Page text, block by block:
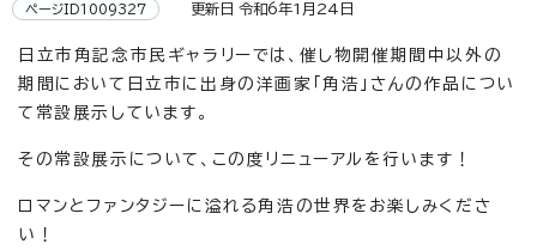
ページID1009327 更新日 令和6年1月24日
日立市角記念市民ギャラリーでは、催し物開催期間中以外の
期間において日立市に出身の洋画家「角浩」さんの作品につい
て常設展示しています。
その常設展示について、この度リニューアルを行います！
ロマンとファンタジーに溢れる角浩の世界をお楽しみくださ
い！